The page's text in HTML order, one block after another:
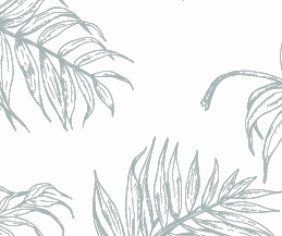
(UK) - King For A Day NEIPA - (Sans Alcool) - 0,5% -
(UK) - King For A Day NEIPA - (Sans Alcool) - 0,5% -
immédiat